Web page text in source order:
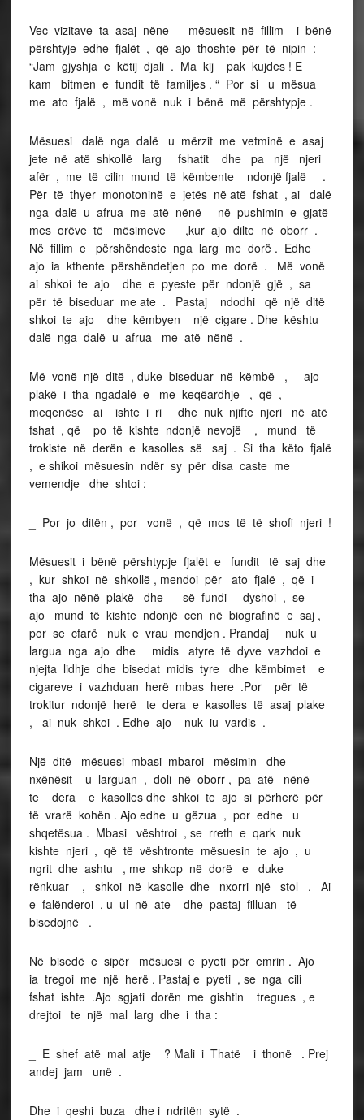
Vec vizitave ta asaj nëne mësuesit në fillim i bënë
përshtyje edhe fjalët , që ajo thoshte për të nipin :
“Jam gjyshja e këtij djali . Ma kij pak kujdes ! E
kam bitmen e fundit të familjes . “ Por si u mësua
me ato fjalë , më vonë nuk i bënë më përshtypje .
Mësuesi dalë nga dalë u mërzit me vetminë e asaj
jete në atë shkollë larg fshatit dhe pa një njeri
afër , me të cilin mund të këmbente ndonjë fjalë .
Për të thyer monotoninë e jetës në atë fshat , ai dalë
nga dalë u afrua me atë nënë në pushimin e gjatë
mes orëve të mësimeve ,kur ajo dilte në oborr .
Në fillim e përshëndeste nga larg me dorë . Edhe
ajo ia kthente përshëndetjen po me dorë . Më vonë
ai shkoi te ajo dhe e pyeste për ndonjë gjë , sa
për të biseduar me ate . Pastaj ndodhi që një ditë
shkoi te ajo dhe këmbyen një cigare . Dhe kështu
dalë nga dalë u afrua me atë nënë .
Më vonë një ditë , duke biseduar në këmbë , ajo
plakë i tha ngadalë e me keqëardhje , që ,
meqenëse ai ishte i ri dhe nuk njifte njeri në atë
fshat , që po të kishte ndonjë nevojë , mund të
trokiste në derën e kasolles së saj . Si tha këto fjalë
, e shikoi mësuesin ndër sy për disa caste me
vemendje dhe shtoi :
_ Por jo ditën , por vonë , që mos të të shofi njeri !
Mësuesit i bënë përshtypje fjalët e fundit të saj dhe
, kur shkoi në shkollë , mendoi për ato fjalë , që i
tha ajo nënë plakë dhe së fundi dyshoi , se
ajo mund të kishte ndonjë cen në biografinë e saj ,
por se cfarë nuk e vrau mendjen . Prandaj nuk u
largua nga ajo dhe midis atyre të dyve vazhdoi e
njejta lidhje dhe bisedat midis tyre dhe këmbimet e
cigareve i vazhduan herë mbas here .Por për të
trokitur ndonjë herë te dera e kasolles të asaj plake
, ai nuk shkoi . Edhe ajo nuk iu vardis .
Një ditë mësuesi mbasi mbaroi mësimin dhe
nxënësit u larguan , doli në oborr , pa atë nënë
te dera e kasolles dhe shkoi te ajo si përherë për
të vrarë kohën . Ajo edhe u gëzua , por edhe u
shqetësua . Mbasi vështroi , se rreth e qark nuk
kishte njeri , që të vështronte mësuesin te ajo , u
ngrit dhe ashtu , me shkop në dorë e duke
rënkuar , shkoi në kasolle dhe nxorri një stol . Ai
e falënderoi , u ul në ate dhe pastaj filluan të
bisedojnë .
Në bisedë e sipër mësuesi e pyeti për emrin . Ajo
ia tregoi me një herë . Pastaj e pyeti , se nga cili
fshat ishte .Ajo sgjati dorën me gishtin tregues , e
drejtoi te një mal larg dhe i tha :
_ E shef atë mal atje ? Mali i Thatë i thonë . Prej
andej jam unë .
Dhe i qeshi buza dhe i ndritën sytë .